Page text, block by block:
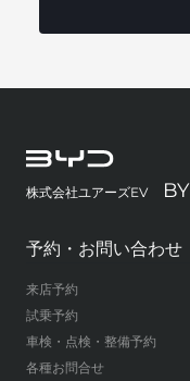
株式会社ユアーズEV
予約・お問い合わせ
来店予約
試乗予約
車検・点検・整備予約
各種お問合せ